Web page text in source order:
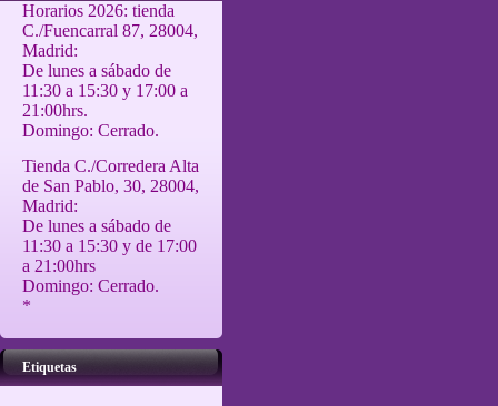
Horarios 2026: tienda
C./Fuencarral 87, 28004,
Madrid:
De lunes a sábado de
11:30 a 15:30 y 17:00 a
21:00hrs.
Domingo: Cerrado.
Tienda C./Corredera Alta
de San Pablo, 30, 28004,
Madrid:
De lunes a sábado de
11:30 a 15:30 y de 17:00
a 21:00hrs
Domingo: Cerrado.
*
Etiquetas